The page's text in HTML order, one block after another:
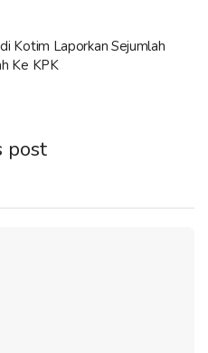
Kotim Laporkan Sejumlah
Ke KPK
post